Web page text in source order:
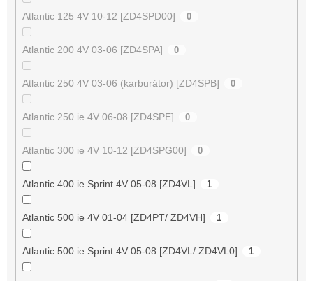
Atlantic 125 4V 10-12 [ZD4SPD00] 0
Atlantic 200 4V 03-06 [ZD4SPA] 0
Atlantic 250 4V 03-06 (karburátor) [ZD4SPB] 0
Atlantic 250 ie 4V 06-08 [ZD4SPE] 0
Atlantic 300 ie 4V 10-12 [ZD4SPG00] 0
Atlantic 400 ie Sprint 4V 05-08 [ZD4VL] 1
Atlantic 500 ie 4V 01-04 [ZD4PT/ ZD4VH] 1
Atlantic 500 ie Sprint 4V 05-08 [ZD4VL/ ZD4VL0] 1